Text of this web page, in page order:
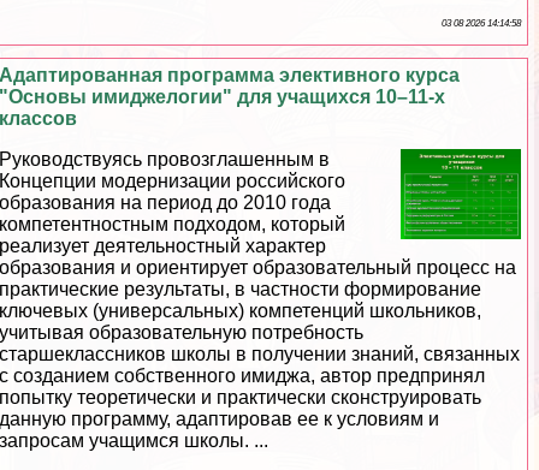
03 08 2026 14:14:58
Адаптированная программа элективного курса
"Основы имиджелогии" для учащихся 10–11-х
классов
Руководствуясь провозглашенным в
Концепции модернизации российского
образования на период до 2010 года
компетентностным подходом, который
реализует деятельностный хаpaктер
образования и ориентирует образовательный процесс на
пpaктические результаты, в частности формирование
ключевых (универсальных) компетенций школьников,
учитывая образовательную потребность
старшеклассников школы в получении знаний, связанных
с созданием собственного имиджа, автор предпринял
попытку теоретически и пpaктически сконструировать
данную программу, адаптировав ее к условиям и
запросам учащимся школы. ...